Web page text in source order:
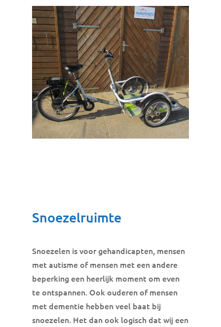
Snoezelruimte
Snoezelen is voor gehandicapten, mensen
met autisme of mensen met een andere
beperking een heerlijk moment om even
te ontspannen. Ook ouderen of mensen
met dementie hebben veel baat bij
snoezelen. Het dan ook logisch dat wij een